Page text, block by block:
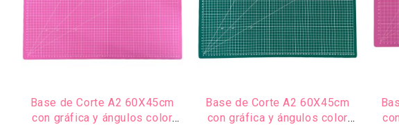
Base de Corte A2 60X45cm
con gráfica y ángulos color
Base de Corte A2 60X45cm
con gráfica y ángulos color